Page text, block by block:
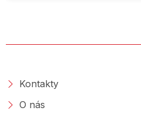
Kontakty
O nás